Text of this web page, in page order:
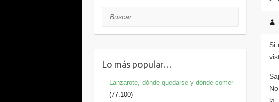
Buscar
Lo más popular…
Lanzarote, dónde quedarse y dónde comer
(77.100)